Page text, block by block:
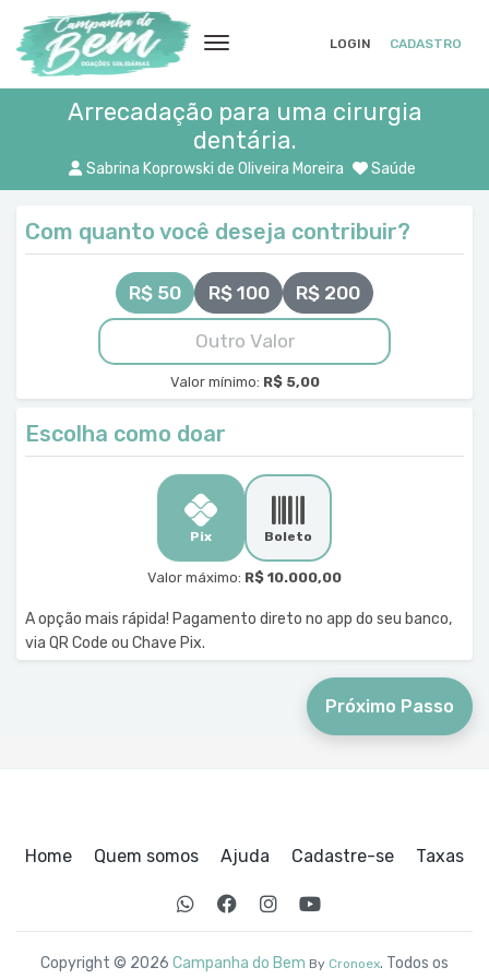
LOGIN CADASTRO
Arrecadação para uma cirurgia
dentária.
Sabrina Koprowski de Oliveira Moreira Saúde
Com quanto você deseja contribuir?
R$ 50 R$ 100 R$ 200
Valor mínimo: R$ 5,00
Escolha como doar
Pix Boleto
Valor máximo: R$ 10.000,00
A opção mais rápida! Pagamento direto no app do seu banco,
via QR Code ou Chave Pix.
Próximo Passo
Home Quem somos Ajuda Cadastre-se Taxas
Copyright © 2026 Campanha do Bem By Cronoex. Todos os